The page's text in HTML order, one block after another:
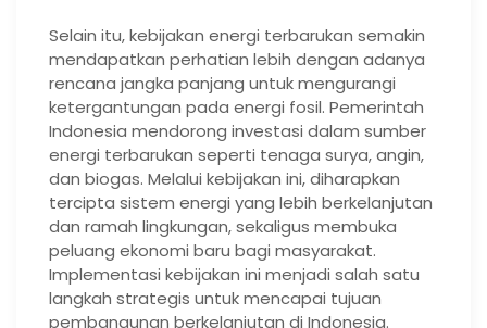
Selain itu, kebijakan energi terbarukan semakin
mendapatkan perhatian lebih dengan adanya
rencana jangka panjang untuk mengurangi
ketergantungan pada energi fosil. Pemerintah
Indonesia mendorong investasi dalam sumber
energi terbarukan seperti tenaga surya, angin,
dan biogas. Melalui kebijakan ini, diharapkan
tercipta sistem energi yang lebih berkelanjutan
dan ramah lingkungan, sekaligus membuka
peluang ekonomi baru bagi masyarakat.
Implementasi kebijakan ini menjadi salah satu
langkah strategis untuk mencapai tujuan
pembangunan berkelanjutan di Indonesia.